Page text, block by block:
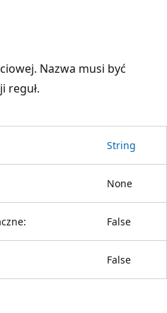
Nazwa musi być
reguł.
String
None
False
False